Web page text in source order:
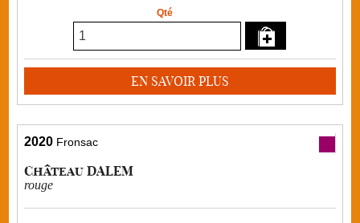
Qté
EN SAVOIR PLUS
2020 Fronsac
Château DALEM
rouge